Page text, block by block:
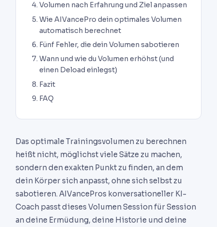
Volumen nach Erfahrung und Ziel anpassen
Wie AIVancePro dein optimales Volumen
automatisch berechnet
Fünf Fehler, die dein Volumen sabotieren
Wann und wie du Volumen erhöhst (und
einen Deload einlegst)
Fazit
FAQ
Das optimale Trainingsvolumen zu berechnen
heißt nicht, möglichst viele Sätze zu machen,
sondern den exakten Punkt zu finden, an dem
dein Körper sich anpasst, ohne sich selbst zu
sabotieren. AIVancePros konversationeller KI-
Coach passt dieses Volumen Session für Session
an deine Ermüdung, deine Historie und deine